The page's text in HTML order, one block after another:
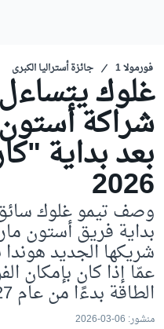
فورمولا 1 جائزة أستراليا الكبرىغلوك
شراكة
بعد بداية
2026
شريكها الجديد هوندا
عمّا إذا كان بإمكان
الطاقة بدءًا من عام 2027.
منشور: 06-03-2026